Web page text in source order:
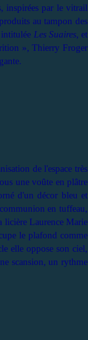
inspirées par le vitrail
au tampon des
Les Suaires, et
», Thierry Froger
de l'espace très
une voûte en plâtre
d'un décor bleu et
en tuffeau,
licière Laurence Marie
le plafond comme
elle oppose son ciel,
scansion, un rythme